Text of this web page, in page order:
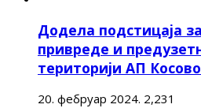
Додела подстицаја
привреде и
територији АП
20. фебруар 2024. 2,231